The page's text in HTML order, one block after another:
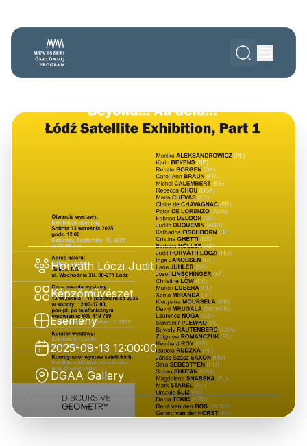
Horváth Lóczi Judit
Képzőművészet
Esemény
2025-09-13 12:00:00
DGAA Gallery